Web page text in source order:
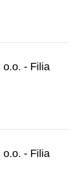
o.o. - Filia
o.o. - Filia